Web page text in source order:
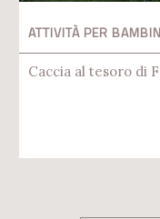
ATTIVITÀ PER
Caccia al tesoro di